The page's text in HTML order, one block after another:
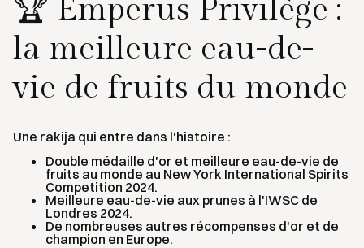
🏆 Emperus Privilège :
la meilleure eau-de-
vie de fruits du monde
Une rakija qui entre dans l'histoire :
Double médaille d'or et meilleure eau-de-vie de
fruits au monde au New York International Spirits
Competition 2024.
Meilleure eau-de-vie aux prunes à l'IWSC de
Londres 2024.
De nombreuses autres récompenses d'or et de
champion en Europe.